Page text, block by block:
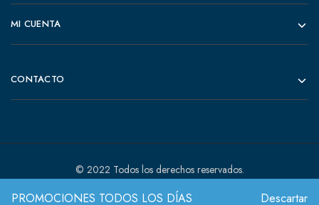
PROMOCIONES TODOS LOS DÍAS Descartar
MI CUENTA
CONTACTO
© 2022 Todos los derechos reservados.